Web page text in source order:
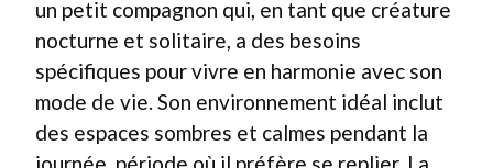
un petit compagnon qui, en tant que créature
nocturne et solitaire, a des besoins
spécifiques pour vivre en harmonie avec son
mode de vie. Son environnement idéal inclut
des espaces sombres et calmes pendant la